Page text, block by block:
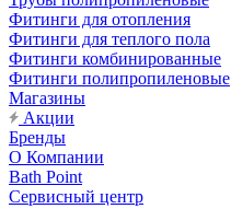
Фитинги для отопления
Фитинги для теплого пола
Фитинги комбинированные
Фитинги полипропиленовые
Магазины
Акции
Бренды
О Компании
Bath Point
Сервисный центр